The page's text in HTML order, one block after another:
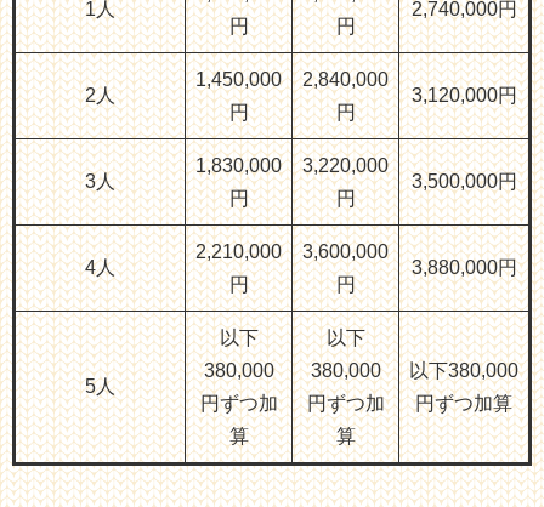
1人
円
円
2,740,000円
2人
1,450,000
円
2,840,000
円
3,120,000円
3人
1,830,000
円
3,220,000
円
3,500,000円
4人
2,210,000
円
3,600,000
円
3,880,000円
5人
以下
380,000
円ずつ加
算
以下
380,000
円ずつ加
算
以下380,000
円ずつ加算